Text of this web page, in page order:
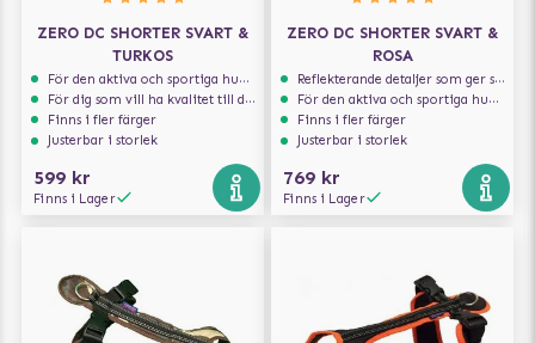
ZERO DC SHORTER SVART &
TURKOS
För den aktiva och sportiga hunden
För dig som vill ha kvalitet till din hund!
Finns i fler färger
Justerbar i storlek
599 kr
Finns i Lager
ZERO DC SHORTER SVART &
ROSA
Reflekterande detaljer som ger synlighet i svagt ljus
För den aktiva och sportiga hunden
Finns i fler färger
Justerbar i storlek
769 kr
Finns i Lager